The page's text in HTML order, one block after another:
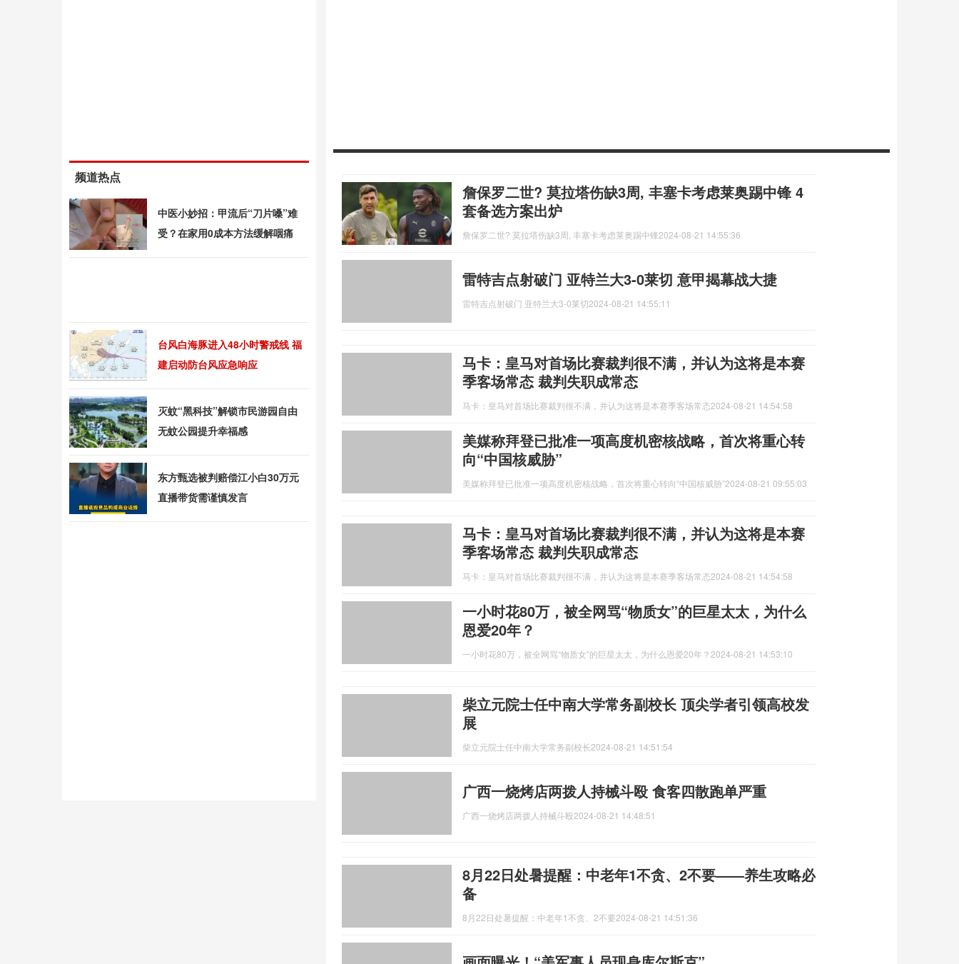
詹保罗二世? 莫拉塔伤缺3周, 丰塞卡考虑莱奥踢中锋 4
套备选方案出炉
詹保罗二世? 莫拉塔伤缺3周, 丰塞卡考虑莱奥踢中锋2024-08-21 14:55:36
雷特吉点射破门 亚特兰大3-0莱切 意甲揭幕战大捷
雷特吉点射破门 亚特兰大3-0莱切2024-08-21 14:55:11
马卡：皇马对首场比赛裁判很不满，并认为这将是本赛
季客场常态 裁判失职成常态
马卡：皇马对首场比赛裁判很不满，并认为这将是本赛季客场常态2024-08-21 14:54:58
美媒称拜登已批准一项高度机密核战略，首次将重心转
向“中国核威胁”
美媒称拜登已批准一项高度机密核战略，首次将重心转向“中国核威胁”2024-08-21 09:55:03
马卡：皇马对首场比赛裁判很不满，并认为这将是本赛
季客场常态 裁判失职成常态
马卡：皇马对首场比赛裁判很不满，并认为这将是本赛季客场常态2024-08-21 14:54:58
一小时花80万，被全网骂“物质女”的巨星太太，为什么
恩爱20年？
一小时花80万，被全网骂“物质女”的巨星太太，为什么恩爱20年？ 2024-08-21 14:53:10
柴立元院士任中南大学常务副校长 顶尖学者引领高校发
展
柴立元院士任中南大学常务副校长2024-08-21 14:51:54
广西一烧烤店两拨人持械斗殴 食客四散跑单严重
广西一烧烤店两拨人持械斗殴2024-08-21 14:48:51
8月22日处暑提醒：中老年1不贪、2不要——养生攻略必
备
8月22日处暑提醒：中老年1不贪、2不要2024-08-21 14:51:36
频道热点
中医小妙招：甲流后“刀片嗓”难
受？在家用0成本方法缓解咽痛
台风白海豚进入48小时警戒线 福
建启动防台风应急响应
灭蚊“黑科技”解锁市民游园自由
无蚊公园提升幸福感
东方甄选被判赔偿江小白30万元
直播带货需谨慎发言